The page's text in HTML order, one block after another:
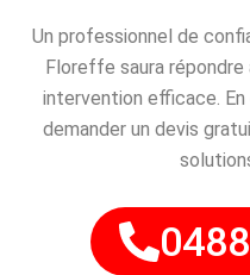
Un professionnel de
Floreffe saura
intervention efficace. En
demander un devis